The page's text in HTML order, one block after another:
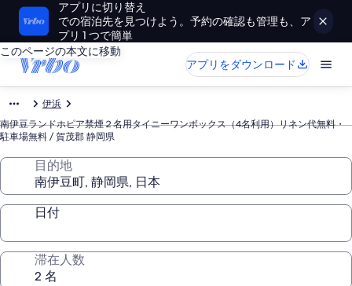
アプリに切り替え
での宿泊先を見つけよう。予約の確認も管理も、ア
プリ 1 つで簡単
このページの本文に移動
アプリをダウンロード
伊浜
南伊豆ランドホピア禁煙２名用タイニーワンボックス（4名利用）リネン代無料・
駐車場無料 / 賀茂郡 静岡県
目的地
日付
滞在人数